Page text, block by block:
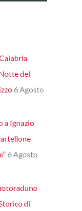
del
6 Agosto
a Ignazio
6 Agosto
di